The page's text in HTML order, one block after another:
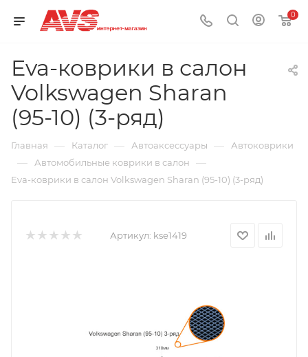
0
Eva-коврики в салон
Volkswagen Sharan
(95-10) (3-ряд)
Главная — Каталог — Автоаксессуары — Автоковрики
— Автомобильные коврики в салон —
Eva-коврики в салон Volkswagen Sharan (95-10) (3-ряд)
Артикул: kse1419